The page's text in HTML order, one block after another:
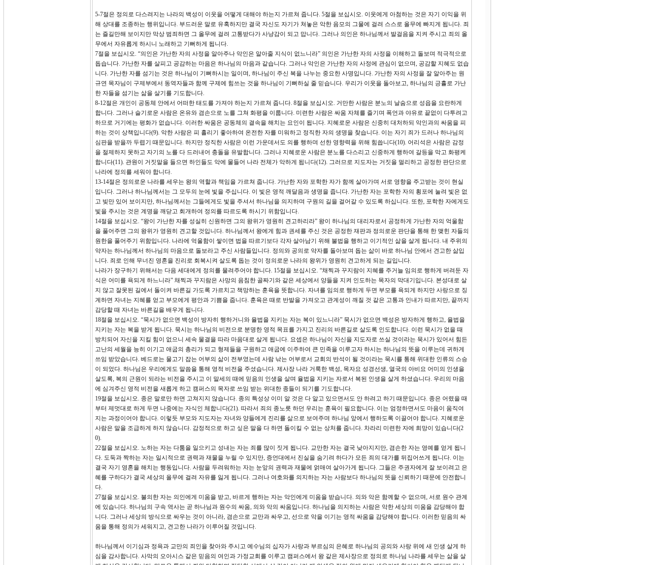
5-7절은 정의로 다스려지는 나라의 백성이 이웃을 어떻게 대해야 하는지 가르쳐 줍니다. 5절을 보십시오. 이웃에게 아첨하는 것은 자기 이익을 위
해 상대를 조종하는 행위입니다. 부드러운 말로 유혹하지만 결국 자신도 자기가 쳐놓은 악한 음모의 그물에 걸려 스스로 올무에 빠지게 됩니다. 죄
는 즐길만해 보이지만 막상 범죄하면 그 올무에 걸려 고통받다가 사냥감이 되고 맙니다. 그러나 의인은 하나님께서 발걸음을 지켜 주시고 죄의 올
무에서 자유롭게 하시니 노래하고 기뻐하게 됩니다.
7절을 보십시오. “의인은 가난한 자의 사정을 알아주나 악인은 알아줄 지식이 없느니라” 의인은 가난한 자의 사정을 이해하고 돌보며 적극적으로
돕습니다. 가난한 자를 살피고 공감하는 마음은 하나님의 마음과 같습니다. 그러나 악인은 가난한 자의 사정에 관심이 없으며, 공감할 지혜도 없습
니다. 가난한 자를 섬기는 것은 하나님이 기뻐하시는 일이며, 하나님이 주신 복을 나누는 중요한 사명입니다. 가난한 자의 사정을 잘 알아주는 원
규연 목자님이 구제부에서 동역자들과 함께 구제에 힘쓰는 것을 하나님이 기뻐하실 줄 믿습니다. 우리가 이웃을 돌아보고, 하나님의 긍휼로 가난
한 자들을 섬기는 삶을 살기를 기도합니다.
8-12절은 개인이 공동체 안에서 어떠한 태도를 가져야 하는지 가르쳐 줍니다. 8절을 보십시오. 거만한 사람은 분노의 날숨으로 성읍을 요란하게
합니다. 그러나 슬기로운 사람은 온유와 겸손으로 노를 그쳐 화평을 이룹니다. 미련한 사람은 싸움 자체를 즐기며 폭언과 야유로 끝없이 다투려고
하므로 거기에는 평화가 없습니다. 이러한 싸움은 공동체의 결속을 해치는 요인이 됩니다. 지혜로운 사람은 신중히 대처하되 악인과의 싸움을 피
하는 것이 상책입니다(9). 악한 사람은 피 흘리기 좋아하여 온전한 자를 미워하고 정직한 자의 생명을 찾습니다. 이는 자기 죄가 드러나 하나님의
심판을 받을까 두렵기 때문입니다. 하지만 정직한 사람은 이런 가운데서도 의를 행하며 선한 영향력을 위해 힘씁니다(10). 어리석은 사람은 감정
을 절제하지 못하고 자기의 노를 다 드러내어 충돌을 유발합니다. 그러나 지혜로운 사람은 분노를 다스리고 신중하게 행하여 갈등을 막고 화평케
합니다(11). 관원이 거짓말을 들으면 하인들도 악에 물들어 나라 전체가 악하게 됩니다(12). 그러므로 지도자는 거짓을 멀리하고 공정한 판단으로
나라에 정의를 세워야 합니다.
13-14절은 정의로운 나라를 세우는 왕의 역할과 책임을 가르쳐 줍니다. 가난한 자와 포학한 자가 함께 살아가며 서로 영향을 주고받는 것이 현실
입니다. 그러나 하나님께서는 그 모두의 눈에 빛을 주십니다. 이 빛은 영적 깨달음과 생명을 줍니다. 가난한 자는 포학한 자의 횡포에 눌려 빛은 없
고 빚만 있어 보이지만, 하나님께서는 그들에게도 빛을 주셔서 하나님을 의지하며 구원의 길을 걸어갈 수 있도록 하십니다. 또한, 포학한 자에게도
빛을 주시는 것은 계명을 깨닫고 회개하여 정의를 따르도록 하시기 위함입니다.
14절을 보십시오. “왕이 가난한 자를 성실히 신원하면 그의 왕위가 영원히 견고하리라” 왕이 하나님의 대리자로서 공정하게 가난한 자의 억울함
을 풀어주면 그의 왕위가 영원히 견고할 것입니다. 하나님께서 왕에게 힘과 권세를 주신 것은 공정한 재판과 정의로운 판단을 통해 한 맺힌 자들의
원한을 풀어주기 위함입니다. 나라에 억울함이 쌓이면 법을 따르기보다 각자 살아남기 위해 불법을 행하고 이기적인 삶을 살게 됩니다. 내 주위의
약자는 하나님께서 하나님의 마음으로 돌보라고 주신 사람들입니다. 정의와 공의로 약자를 돌아보며 돕는 삶이 바로 하나님 안에서 견고한 삶입
니다. 죄로 인해 무너진 영혼을 진리로 회복시켜 살도록 돕는 것이 정의로운 나라의 왕위가 영원히 견고하게 되는 길입니다.
나라가 장구하기 위해서는 다음 세대에게 정의를 물려주어야 합니다. 15절을 보십시오. “채찍과 꾸지람이 지혜를 주거늘 임의로 행하게 버려둔 자
식은 어미를 욕되게 하느니라” 채찍과 꾸지람은 사망의 음침한 골짜기와 같은 세상에서 양들을 지켜 인도하는 목자의 막대기입니다. 본성대로 살
지 않고 잘못된 길에서 돌이켜 바른길 가도록 가르치고 책망하는 훈육을 뜻합니다. 자녀를 임의로 행하게 두면 부모를 욕되게 하지만 사랑으로 징
계하면 자녀는 지혜를 얻고 부모에게 평안과 기쁨을 줍니다. 훈육은 때로 반발을 가져오고 관계성이 깨질 것 같은 고통과 인내가 따르지만, 끝까지
감당할 때 자녀는 바른길을 배우게 됩니다.
18절을 보십시오. “묵시가 없으면 백성이 방자히 행하거니와 율법을 지키는 자는 복이 있느니라” 묵시가 없으면 백성은 방자하게 행하고, 율법을
지키는 자는 복을 받게 됩니다. 묵시는 하나님의 비전으로 분명한 영적 목표를 가지고 진리의 바른길로 살도록 인도합니다. 이런 묵시가 없을 때
방치되어 자신을 지킬 힘이 없으니 세속 물결을 따라 마음대로 살게 됩니다. 요셉은 하나님이 자신을 지도자로 쓰실 것이라는 묵시가 있어서 힘든
고난의 세월을 능히 이기고 애굽의 총리가 되고 형제들을 구원하고 애굽에 이주하여 큰 민족을 이루고자 하시는 하나님의 뜻을 이루는데 귀하게
쓰임 받았습니다. 베드로는 물고기 잡는 어부의 삶이 전부였는데 사람 낚는 어부로서 교회의 반석이 될 것이라는 묵시를 통해 위대한 인류의 스승
이 되었다. 하나님은 우리에게도 말씀을 통해 영적 비전을 주셨습니다. 제사장 나라 거룩한 백성, 목자요 성경선생, 열국의 아비요 어미의 인생을
살도록, 복의 근원이 되라는 비전을 주시고 이 말세의 때에 믿음의 인생을 살며 율법을 지키는 자로서 복된 인생을 살게 하셨습니다. 우리의 마음
에 심겨주신 영적 비전을 새롭게 하고 캠퍼스의 목자로 쓰임 받는 위대한 종들이 되기를 기도합니다.
19절을 보십시오. 종은 말로만 하면 고쳐지지 않습니다. 종의 특성상 이미 알 것은 다 알고 있으면서도 안 하려고 하기 때문입니다. 종은 어렸을 때
부터 제멋대로 하게 두면 나중에는 자식인 체합니다(21). 따라서 죄의 종노릇 하던 우리는 훈육이 필요합니다. 이는 엄정하면서도 마음이 움직여
지는 과정이어야 합니다. 이렇듯 부모와 지도자는 자녀와 양들에게 진리를 삶으로 보여주며 하나님 앞에서 행하도록 이끌어야 합니다. 지혜로운
사람은 말을 조급하게 하지 않습니다. 감정적으로 하고 싶은 말을 다 하면 돌이킬 수 없는 상처를 줍니다. 차라리 미련한 자에 희망이 있습니다(2
0).
22절을 보십시오. 노하는 자는 다툼을 일으키고 성내는 자는 죄를 많이 짓게 됩니다. 교만한 자는 결국 낮아지지만, 겸손한 자는 영예를 얻게 됩니
다. 도둑과 짝하는 자는 일시적으로 권력과 재물을 누릴 수 있지만, 증언대에서 진실을 숨기려 하다가 모든 죄의 대가를 뒤집어쓰게 됩니다. 이는
결국 자기 영혼을 해치는 행동입니다. 사람을 두려워하는 자는 눈앞의 권력과 재물에 얽매여 살아가게 됩니다. 그들은 주권자에게 잘 보이려고 은
혜를 구하다가 결국 세상의 올무에 걸려 자유를 잃게 됩니다. 그러나 여호와를 의지하는 자는 사람보다 하나님의 뜻을 신뢰하기 때문에 안전합니
다.
27절을 보십시오. 불의한 자는 의인에게 미움을 받고, 바르게 행하는 자는 악인에게 미움을 받습니다. 의와 악은 함께할 수 없으며, 서로 원수 관계
에 있습니다. 하나님의 구속 역사는 곧 하나님과 원수의 싸움, 의와 악의 싸움입니다. 하나님을 의지하는 사람은 악한 세상의 미움을 감당해야 합
니다. 그러나 세상의 방식으로 싸우는 것이 아니라, 겸손으로 교만과 싸우고, 선으로 악을 이기는 영적 싸움을 감당해야 합니다. 이러한 믿음의 싸
움을 통해 정의가 세워지고, 견고한 나라가 이루어질 것입니다.
하나님께서 이기심과 정욕과 교만의 죄인을 찾아와 주시고 예수님의 십자가 사랑과 부르심의 은혜로 하나님의 공의와 사랑 위에 새 인생 살게 하
심을 감사합니다. 사막의 오아시스 같은 믿음의 여인과 가정교회를 이루고 캠퍼스에서 왕 같은 제사장으로 정의로 하나님 나라를 세우는 삶을 살